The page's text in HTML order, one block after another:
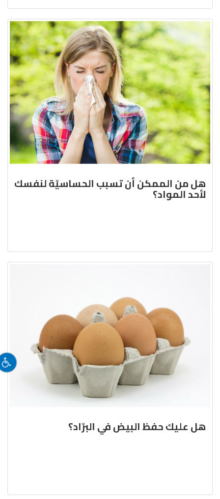
هل من الممكن أن تسبب الحساسيّة لنفسك
لأحد المواد؟
هل عليك حفظ البيض في البرّاد؟